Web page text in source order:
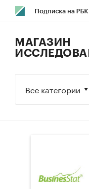
Подписка на РБК
Исследования
МАГАЗИН
Все категории